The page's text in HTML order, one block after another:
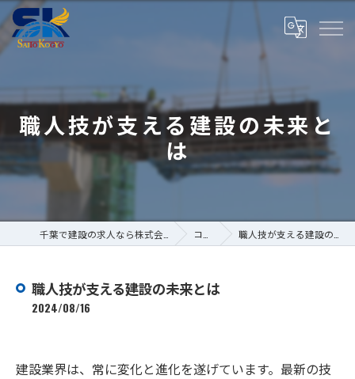
職人技が支える建設の未来と
は
コラム 職人技が支える建設の未来とは
職人技が支える建設の未来とは
2024/08/16
建設業界は、常に変化と進化を遂げています。最新の技